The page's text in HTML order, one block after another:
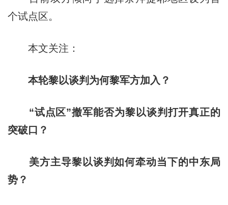
个试点区。
本文关注：
本轮黎以谈判为何黎军方加入？
“试点区”撤军能否为黎以谈判打开真正的
突破口？
美方主导黎以谈判如何牵动当下的中东局
势？